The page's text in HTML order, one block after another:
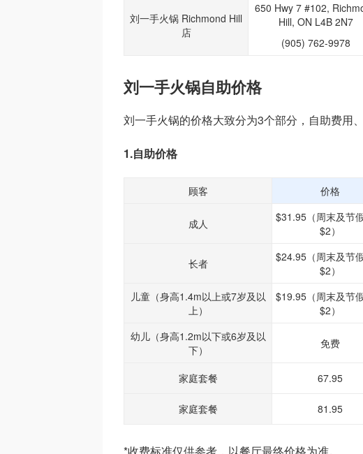
刘一手火锅 Richmond Hill
店
650 Hwy 7 #102,
Hill, ON L4B 2N7
(905) 762-9978
刘一手火锅自助价格
刘一手火锅的价格大致分为3个部分，自助费用
1.自助价格
顾客 价格
成人
$31.95（周末及节
$2）
长者
$24.95（周末及节
$2）
儿童（身高1.4m以上或7岁及以
上）
$19.95（周末及节
$2）
幼儿（身高1.2m以下或6岁及以
下）
免费
家庭套餐 67.95
家庭套餐 81.95